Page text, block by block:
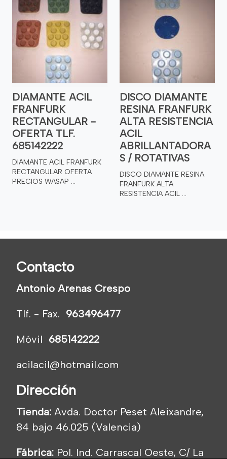
DIAMANTE ACIL
FRANFURK
RECTANGULAR -
OFERTA TLF.
685142222
DIAMANTE ACIL FRANFURK
RECTANGULAR OFERTA
PRECIOS WASAP ...
DISCO DIAMANTE
RESINA FRANFURK
ALTA RESISTENCIA
ACIL
ABRILLANTADORA
S / ROTATIVAS
DISCO DIAMANTE RESINA
FRANFURK ALTA
RESISTENCIA ACIL ...
Contacto
Antonio Arenas Crespo
Tlf. - Fax. 963496477
Móvil 685142222
acilacil@hotmail.com
Dirección
Tienda: Avda. Doctor Peset Aleixandre,
84 bajo 46.025 (Valencia)
Fábrica: Pol. Ind. Carrascal Oeste, C/ La